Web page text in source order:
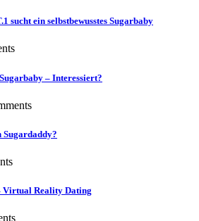
sucht ein selbstbewusstes Sugarbaby
– Interessiert?
Sugardaddy?
Virtual Reality Dating